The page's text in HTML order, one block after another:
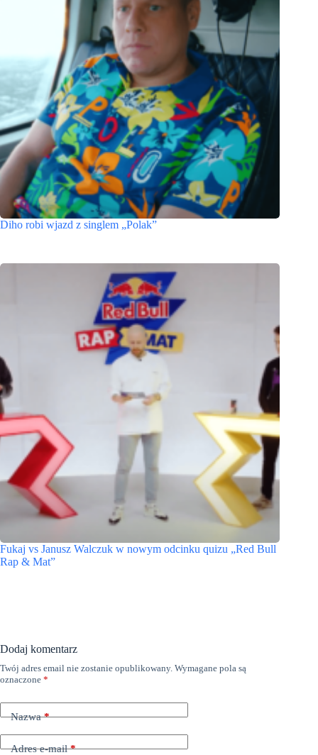
Diho robi wjazd z singlem „Polak”
Fukaj vs Janusz Walczuk w nowym odcinku quizu „Red Bull
Rap & Mat”
Dodaj komentarz
Twój adres email nie zostanie opublikowany. Wymagane pola są
oznaczone *
Nazwa*
Adres e-mail*